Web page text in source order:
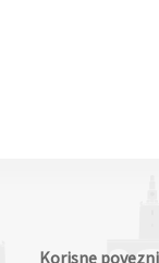
Korisne